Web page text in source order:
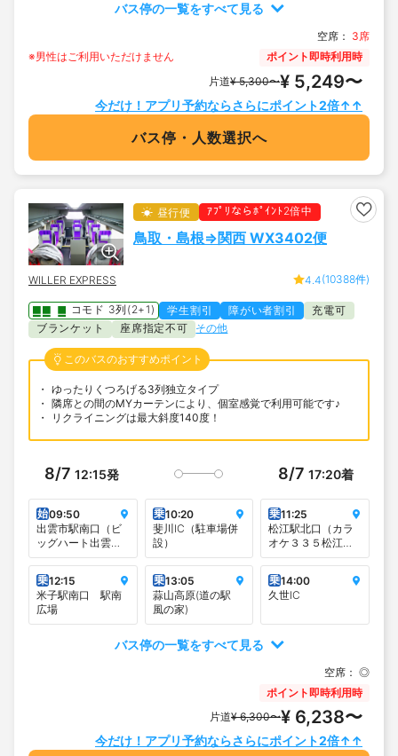
バス停の一覧をすべて見る
空席： 3席
※男性はご利用いただけません
ポイント即時利用時
片道¥ 5,300〜¥ 5,249〜
今だけ！アプリ予約ならさらにポイント2倍↑↑
バス停・人数選択へ
昼行便 ｱﾌﾟﾘならﾎﾟｲﾝﾄ2倍中
鳥取・島根⇒関西 WX3402便
WILLER EXPRESS 4.4(10388件)
コモド 3列(2+1) 学生割引 障がい者割引
充電可
ブランケット
座席指定不可 その他
このバスのおすすめポイント
ゆったりくつろげる3列独立タイプ
隣席との間のMYカーテンにより、個室感覚で利用可能です♪
リクライニングは最大斜度140度！
8/7 12:15発 8/7 17:20着
始09:50
出雲市駅南口（ビ
ッグハート出雲
前）
乗10:20
斐川IC（駐車場併
設）
乗11:25
松江駅北口（カラ
オケ３３５松江駅
前店向かい）
乗12:15
米子駅南口 駅南
広場
乗13:05
蒜山高原(道の駅
風の家)
乗14:00
久世IC
バス停の一覧をすべて見る
空席： ◎
ポイント即時利用時
片道¥ 6,300〜¥ 6,238〜
今だけ！アプリ予約ならさらにポイント2倍↑↑